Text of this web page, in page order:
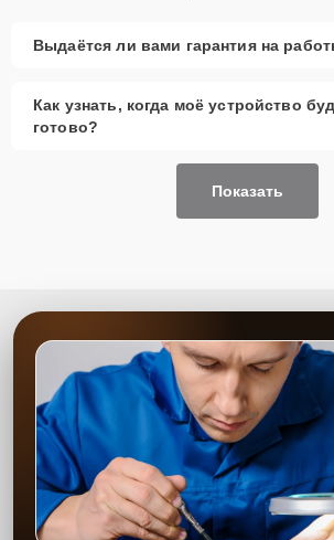
Выдаётся ли вами гарантия на
Как узнать, когда моё устройство
готово?
Показать